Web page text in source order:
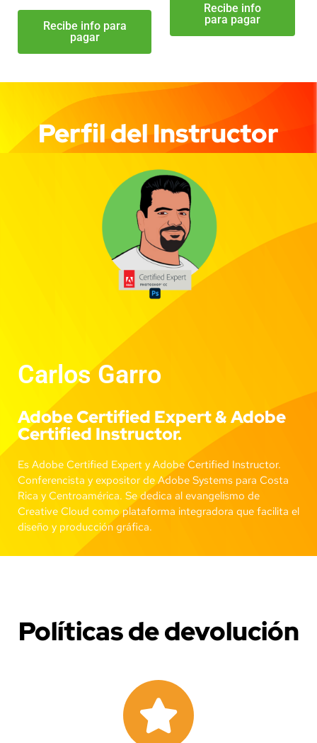
Recibe info para
pagar
Recibe info
para pagar
Perfil del Instructor
Carlos Garro
Adobe Certified Expert & Adobe
Certified Instructor.
Es Adobe Certified Expert y Adobe Certified Instructor.
Conferencista y expositor de Adobe Systems para Costa
Rica y Centroamérica. Se dedica al evangelismo de
Creative Cloud como plataforma integradora que facilita el
diseño y producción gráfica.
Políticas de devolución